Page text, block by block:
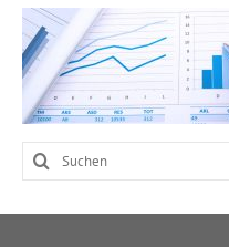
Suchen